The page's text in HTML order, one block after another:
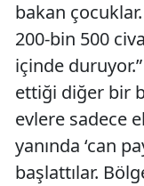
bakan
200-bin 500
içinde
ettiği diğer bir
evlere sadece
yanında ‘can
başlattılar.